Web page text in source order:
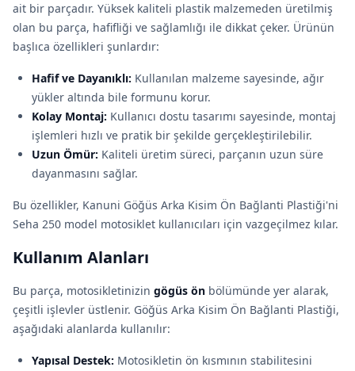
ait bir parçadır. Yüksek kaliteli plastik malzemeden üretilmiş
olan bu parça, hafifliği ve sağlamlığı ile dikkat çeker. Ürünün
başlıca özellikleri şunlardır:
Hafif ve Dayanıklı: Kullanılan malzeme sayesinde, ağır
yükler altında bile formunu korur.
Kolay Montaj: Kullanıcı dostu tasarımı sayesinde, montaj
işlemleri hızlı ve pratik bir şekilde gerçekleştirilebilir.
Uzun Ömür: Kaliteli üretim süreci, parçanın uzun süre
dayanmasını sağlar.
Bu özellikler, Kanuni Göğüs Arka Kisim Ön Bağlanti Plastiği'ni
Seha 250 model motosiklet kullanıcıları için vazgeçilmez kılar.
Kullanım Alanları
Bu parça, motosikletinizin gögüs ön bölümünde yer alarak,
çeşitli işlevler üstlenir. Göğüs Arka Kisim Ön Bağlanti Plastiği,
aşağıdaki alanlarda kullanılır:
Yapısal Destek: Motosikletin ön kısmının stabilitesini